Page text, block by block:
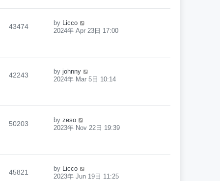
43474 by Licco
2024年 Apr 23日 17:00
42243 by johnny
2024年 Mar 5日 10:14
50203 by zeso
2023年 Nov 22日 19:39
45821 by Licco
2023年 Jun 19日 11:25